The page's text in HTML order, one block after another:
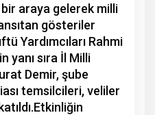
araya gelerek milli
gösteriler
Yardımcıları Rahmi
yanı sıra İl Milli
Demir, şube
temsilcileri, veliler